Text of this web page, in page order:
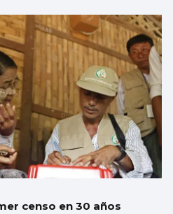
censo en 30 años